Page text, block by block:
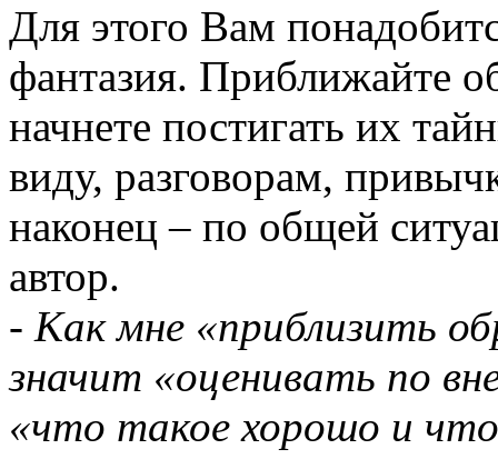
Для этого Вам
фантазия. Приближайте
начнете постигать их
виду, разговорам,
наконец – по общей
автор.
- Как мне «приблизить
значит «оценивать по
«что такое хорошо и